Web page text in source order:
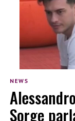
NEWS
Sorge